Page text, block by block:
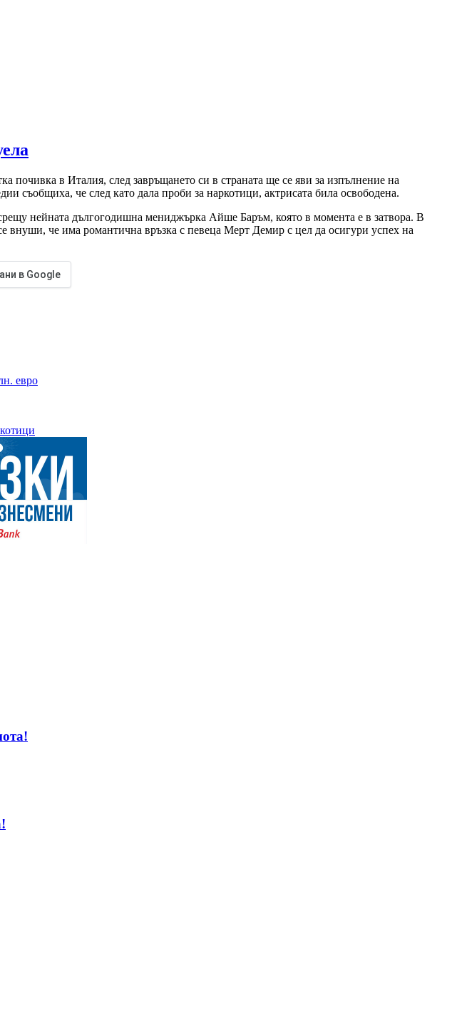
почивка в Италия, след завръщането си в страната ще се яви за изпълнение на
съобщиха, че след като дала проби за наркотици, актрисата била освободена.
нейната дългогодишна мениджърка Айше Баръм, която в момента е в затвора. В
внуши, че има романтична връзка с певеца Мерт Демир с цел да осигури успех на
в Google
евро